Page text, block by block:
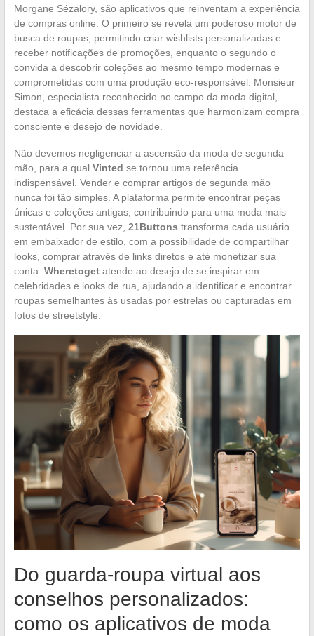
Morgane Sézalory, são aplicativos que reinventam a experiência
de compras online. O primeiro se revela um poderoso motor de
busca de roupas, permitindo criar wishlists personalizadas e
receber notificações de promoções, enquanto o segundo o
convida a descobrir coleções ao mesmo tempo modernas e
comprometidas com uma produção eco-responsável. Monsieur
Simon, especialista reconhecido no campo da moda digital,
destaca a eficácia dessas ferramentas que harmonizam compra
consciente e desejo de novidade.
Não devemos negligenciar a ascensão da moda de segunda
mão, para a qual Vinted se tornou uma referência
indispensável. Vender e comprar artigos de segunda mão
nunca foi tão simples. A plataforma permite encontrar peças
únicas e coleções antigas, contribuindo para uma moda mais
sustentável. Por sua vez, 21Buttons transforma cada usuário
em embaixador de estilo, com a possibilidade de compartilhar
looks, comprar através de links diretos e até monetizar sua
conta. Wheretogetatende ao desejo de se inspirar em
celebridades e looks de rua, ajudando a identificar e encontrar
roupas semelhantes às usadas por estrelas ou capturadas em
fotos de streetstyle.
Do guarda-roupa virtual aos
conselhos personalizados:
como os aplicativos de moda